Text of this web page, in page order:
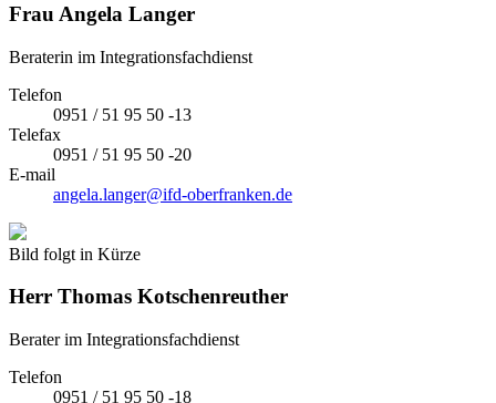
Frau Angela Langer
Beraterin im Integrationsfachdienst
Telefon
0951 / 51 95 50 -13
Telefax
0951 / 51 95 50 -20
E-mail
angela.langer@ifd-oberfranken.de
Bild folgt in Kürze
Herr Thomas Kotschenreuther
Berater im Integrationsfachdienst
Telefon
0951 / 51 95 50 -18